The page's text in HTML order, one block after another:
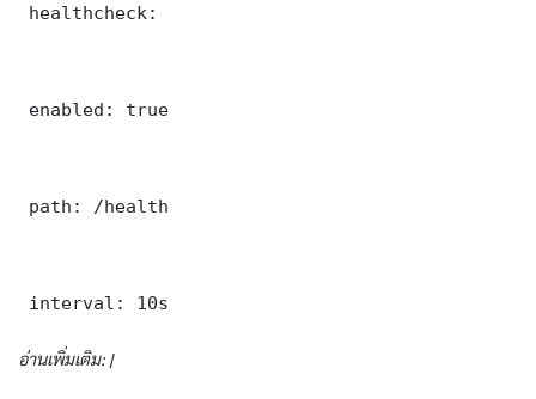
healthcheck:
enabled: true
path: /health
interval: 10s
อ่านเพิ่มเติม: |